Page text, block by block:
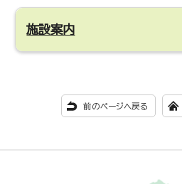
施設案内
前のページへ戻る